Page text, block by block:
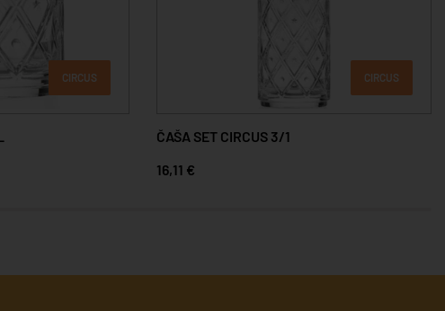
CIRCUS CIRCUS
ČAŠA SET CIRCUS 3/1
16,11 €